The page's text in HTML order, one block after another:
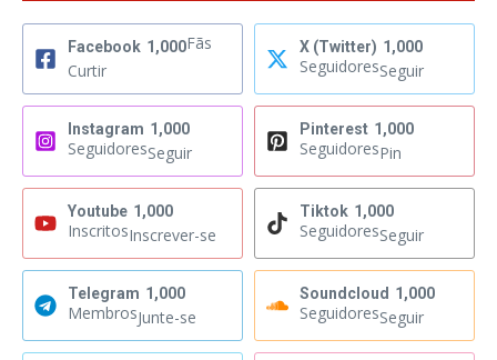
Facebook 1,000Fãs
Curtir
X (Twitter) 1,000
SeguidoresSeguir
Instagram 1,000
SeguidoresSeguir
Pinterest 1,000
SeguidoresPin
Youtube 1,000
InscritosInscrever-se
Tiktok 1,000
SeguidoresSeguir
Telegram 1,000
MembrosJunte-se
Soundcloud 1,000
SeguidoresSeguir